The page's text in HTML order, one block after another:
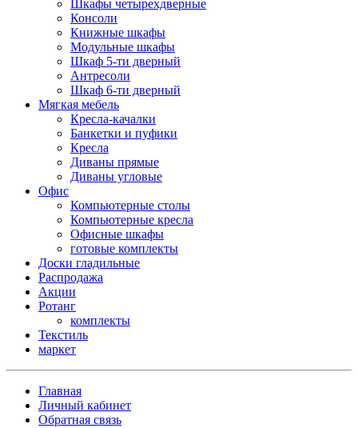
Шкафы четырехдверные
Консоли
Книжные шкафы
Модульные шкафы
Шкаф 5-ти дверный
Антресоли
Шкаф 6-ти дверный
Мягкая мебель
Кресла-качалки
Банкетки и пуфики
Кресла
Диваны прямые
Диваны угловые
Офис
Компьютерные столы
Компьютерные кресла
Офисные шкафы
готовые комплекты
Доски гладильные
Распродажа
Акции
Ротанг
комплекты
Текстиль
маркет
Главная
Личный кабинет
Обратная связь